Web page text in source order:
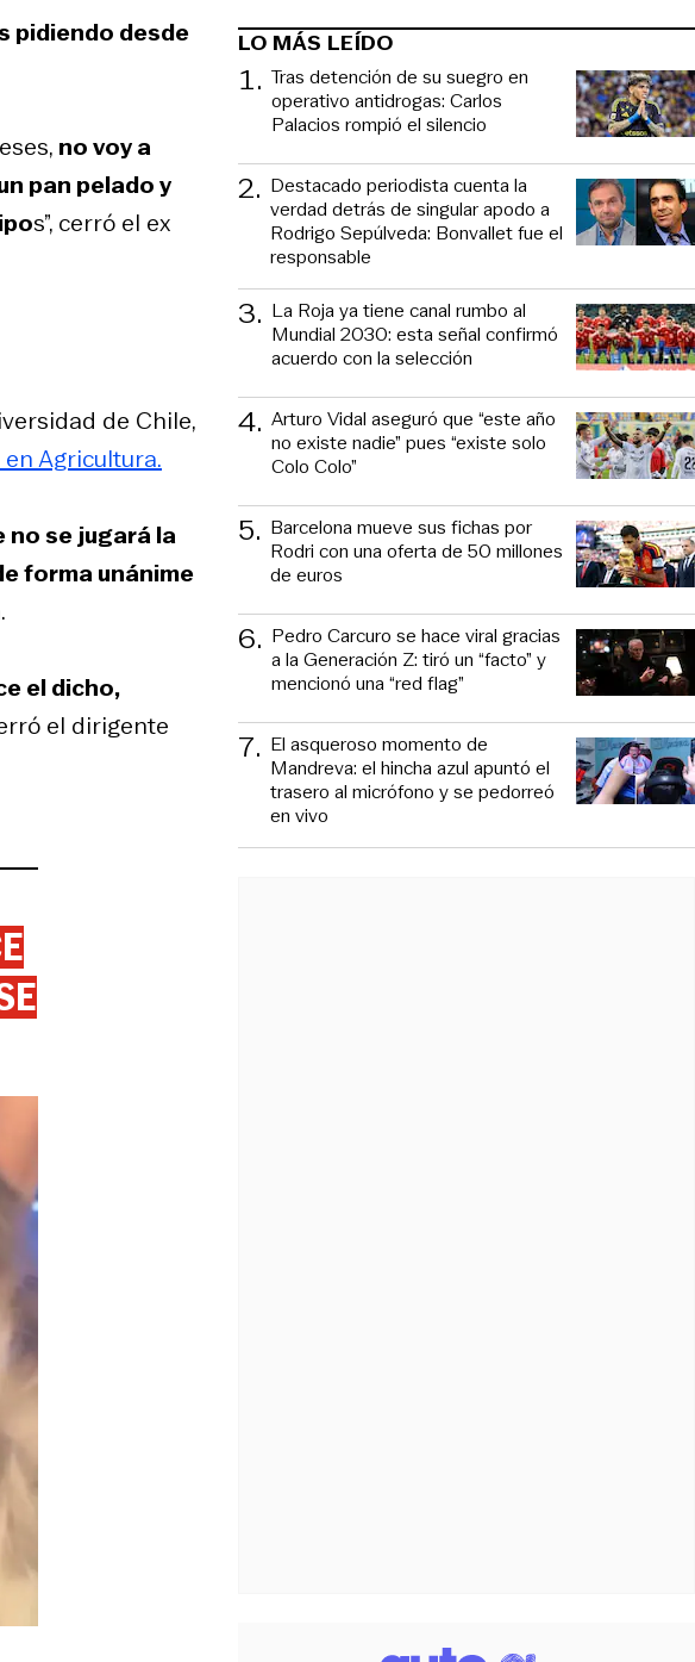
pidiendo desde
no voy a
pan pelado y
s”, cerró el ex
de Chile,
Agricultura.
no se jugará la
forma unánime
el dicho,
el dirigente
LO MÁS LEÍDO
1. Tras detención de su suegro en
operativo antidrogas: Carlos
Palacios rompió el silencio
2. Destacado periodista cuenta la
verdad detrás de singular apodo a
Rodrigo Sepúlveda: Bonvallet fue el
responsable
3. La Roja ya tiene canal rumbo al
Mundial 2030: esta señal confirmó
acuerdo con la selección
4. Arturo Vidal aseguró que “este año
no existe nadie” pues “existe solo
Colo Colo”
5. Barcelona mueve sus fichas por
Rodri con una oferta de 50 millones
de euros
6. Pedro Carcuro se hace viral gracias
a la Generación Z: tiró un “facto” y
mencionó una “red flag”
7. El asqueroso momento de
Mandreva: el hincha azul apuntó el
trasero al micrófono y se pedorreó
en vivo